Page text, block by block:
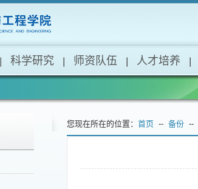
科学研究 师资队伍 人才培养
您现在所在的位置： 首页 -- 备份 --